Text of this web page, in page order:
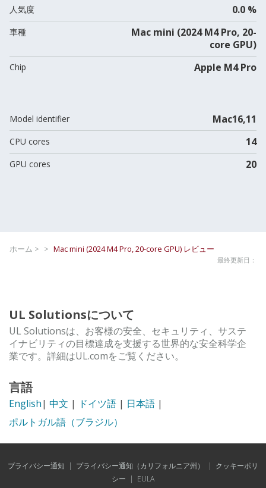
人気度 0.0 %
車種
Mac mini (2024 M4 Pro, 20-
core GPU)
Chip Apple M4 Pro
Model identifier Mac16,11
CPU cores 14
GPU cores 20
ホーム > > Mac mini (2024 M4 Pro, 20-core GPU) レビュー
最終更新日：
UL Solutionsについて
UL Solutionsは、お客様の安全、セキュリティ、サステ
イナビリティの目標達成を支援する世界的な安全科学企
業です。詳細はUL.comをご覧ください。
言語
English| 中文 | ドイツ語 | 日本語 |
ポルトガル語（ブラジル）
プライバシー通知 | プライバシー通知（カリフォルニア州） | クッキーポリ
シー | EULA